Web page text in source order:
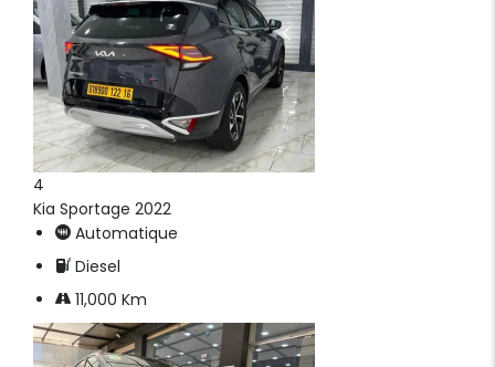
4
Kia Sportage 2022
Automatique
Diesel
11,000 Km